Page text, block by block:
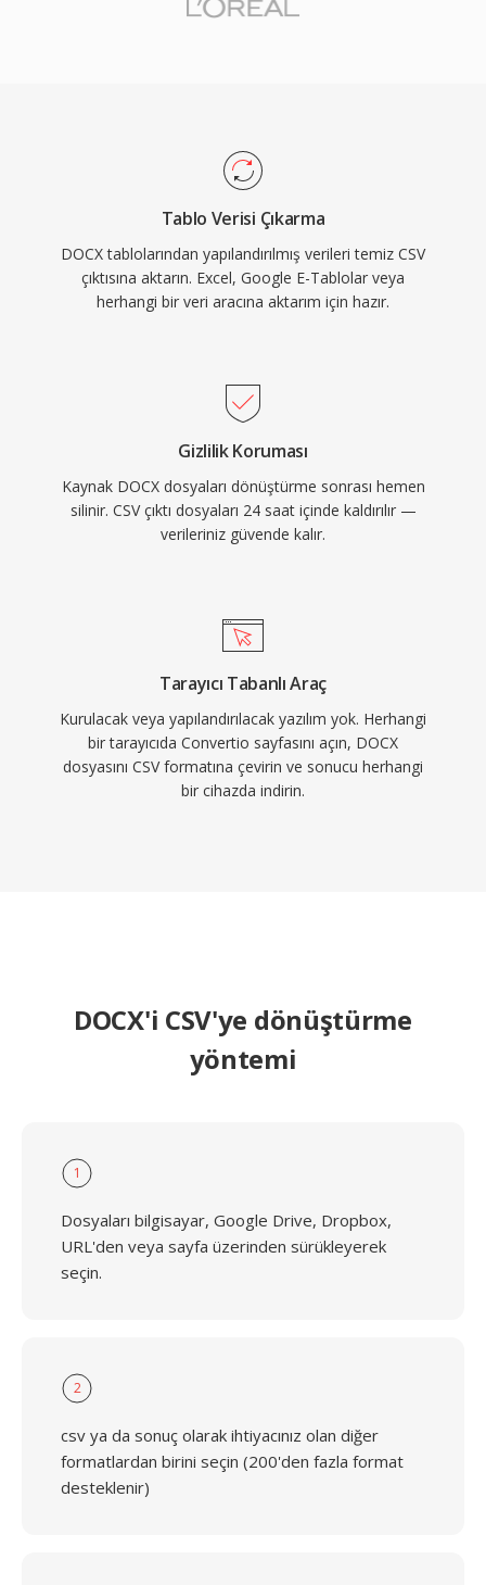
Tablo Verisi Çıkarma
DOCX tablolarından yapılandırılmış verileri temiz CSV
çıktısına aktarın. Excel, Google E-Tablolar veya
herhangi bir veri aracına aktarım için hazır.
Gizlilik Koruması
Kaynak DOCX dosyaları dönüştürme sonrası hemen
silinir. CSV çıktı dosyaları 24 saat içinde kaldırılır —
verileriniz güvende kalır.
Tarayıcı Tabanlı Araç
Kurulacak veya yapılandırılacak yazılım yok. Herhangi
bir tarayıcıda Convertio sayfasını açın, DOCX
dosyasını CSV formatına çevirin ve sonucu herhangi
bir cihazda indirin.
DOCX'i CSV'ye dönüştürme
yöntemi
1
Dosyaları bilgisayar, Google Drive, Dropbox,
URL'den veya sayfa üzerinden sürükleyerek
seçin.
2
csv ya da sonuç olarak ihtiyacınız olan diğer
formatlardan birini seçin (200'den fazla format
desteklenir)